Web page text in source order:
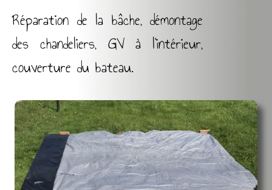
Réparation de la bâche, démontage
des chandeliers, GV à l’intérieur,
couverture du bateau.